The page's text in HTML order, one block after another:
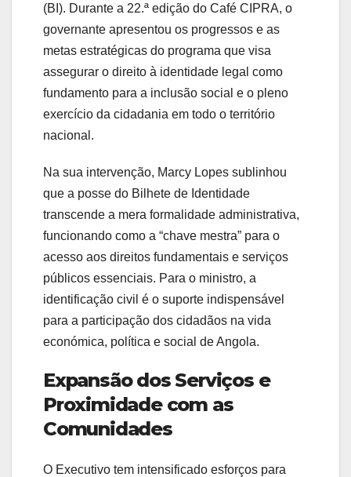
(BI). Durante a 22.ª edição do Café CIPRA, o
governante apresentou os progressos e as
metas estratégicas do programa que visa
assegurar o direito à identidade legal como
fundamento para a inclusão social e o pleno
exercício da cidadania em todo o território
nacional.
Na sua intervenção, Marcy Lopes sublinhou
que a posse do Bilhete de Identidade
transcende a mera formalidade administrativa,
funcionando como a “chave mestra” para o
acesso aos direitos fundamentais e serviços
públicos essenciais. Para o ministro, a
identificação civil é o suporte indispensável
para a participação dos cidadãos na vida
económica, política e social de Angola.
Expansão dos Serviços e
Proximidade com as
Comunidades
O Executivo tem intensificado esforços para